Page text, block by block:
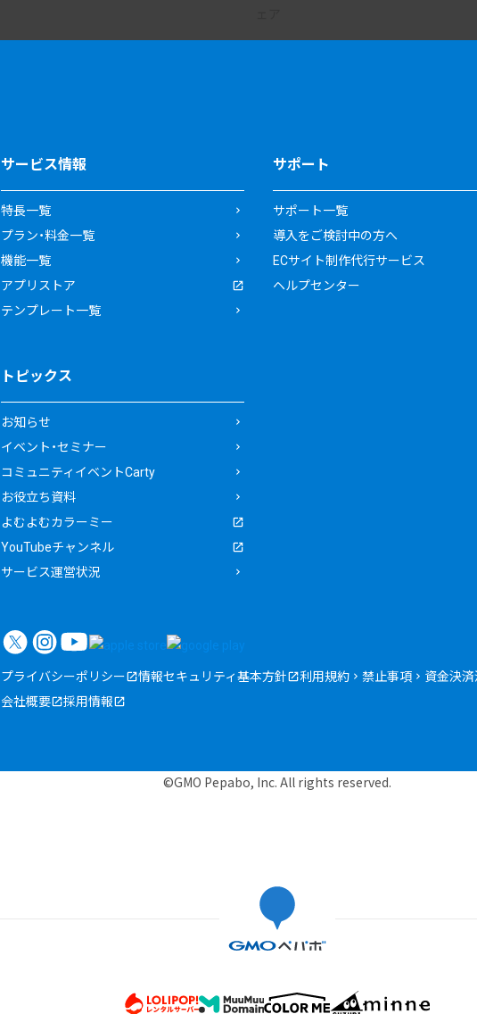
サービス情報
特長一覧
プラン・料金一覧
機能一覧
アプリストア
テンプレート一覧
サポート
サポート一覧
導入をご検討中の方へ
ECサイト制作代行サービス
ヘルプセンター
トピックス
お知らせ
イベント・セミナー
コミュニティイベントCarty
お役立ち資料
よむよむカラーミー
YouTubeチャンネル
サービス運営状況
プライバシーポリシー 情報セキュリティ基本方針 利用規約 禁止事項 資金決
会社概要
採用情報
©GMO Pepabo, Inc. All rights reserved.